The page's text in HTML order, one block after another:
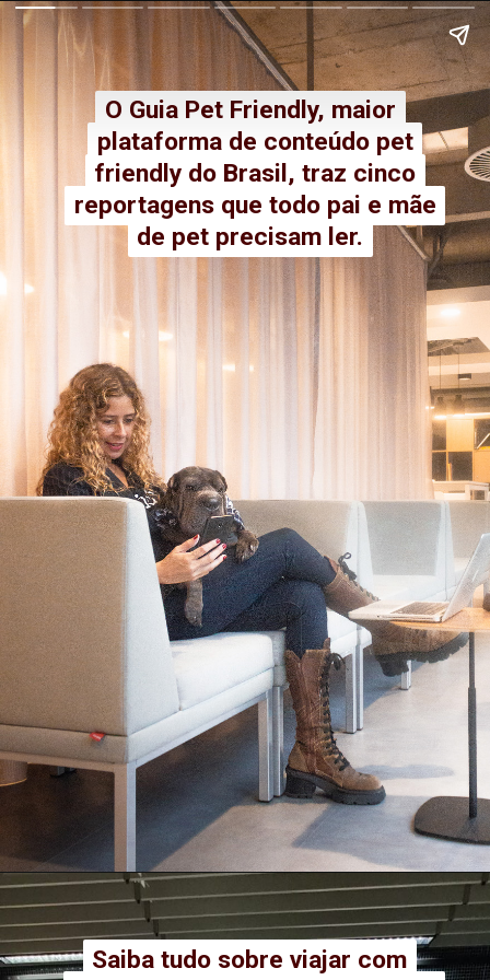
O Guia Pet Friendly, maior
plataforma de conteúdo pet
friendly do Brasil, traz cinco
reportagens que todo pai e mãe
de pet precisam ler.
O Guia Pet Friendly, maior
plataforma de conteúdo pet
friendly do Brasil, traz cinco
reportagens que todo pai e mãe
de pet precisam ler.
Saiba tudo sobre viajar com
Saiba tudo sobre viajar com